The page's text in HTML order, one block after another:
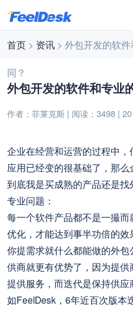
首页 > 资讯 > 外包开发的软
同？
外包开发的软件和专业
作者：菲莱克斯 | 阅读：3498 |
企业在经营和运营的过程中
应用已经变的很基础了，那么
到底我是买成熟的产品还是找
专业问题：
每一个软件产品都不是一撮
优化，才能达到事半功倍的
你提需求就什么都能做的外
供商就更有优势了，因为提
提供服务，而迭代是保持供
如FeelDesk，6年近百次版本